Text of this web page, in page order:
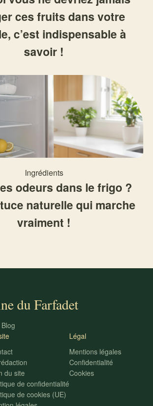
ces fruits dans votre
c’est indispensable à
savoir !
Ingrédients
odeurs dans le frigo ?
naturelle qui marche
vraiment !
du Farfadet
du site
de confidentialité
de cookies (UE)
Légal
Mentions légales
Confidentialité
Cookies